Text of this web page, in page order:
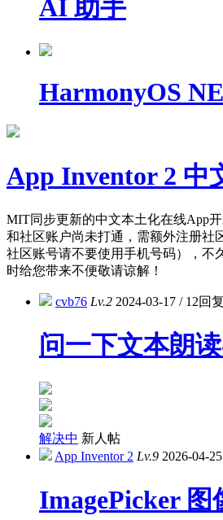
AI 助手
HarmonyOS
App Inventor 2 中
MIT同步更新的中文本土化在线App
和社区账户尚未打通，需额外注册社
社区账号请不要使用手机号码），不
时给您带来不便敬请谅解！
cvb76 Lv.2 2024-03-17 /12回复
问一下文本朗
解决中 新人帖
App Inventor 2 Lv.9 2026-04-25
ImagePicker 图